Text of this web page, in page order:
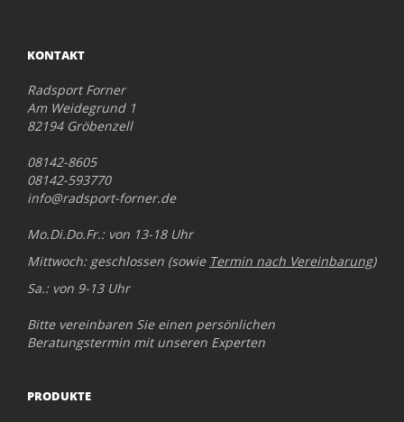
KONTAKT
Radsport Forner
Am Weidegrund 1
82194 Gröbenzell
08142-8605
08142-593770
info@radsport-forner.de
Mo.Di.Do.Fr.: von 13-18 Uhr
Mittwoch: geschlossen (sowie Termin nach Vereinbarung)
Sa.: von 9-13 Uhr
Bitte vereinbaren Sie einen persönlichen
Beratungstermin mit unseren Experten
PRODUKTE